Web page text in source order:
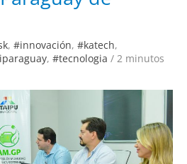
, #innovación, #katech,
, #tecnologia / 2 minutos